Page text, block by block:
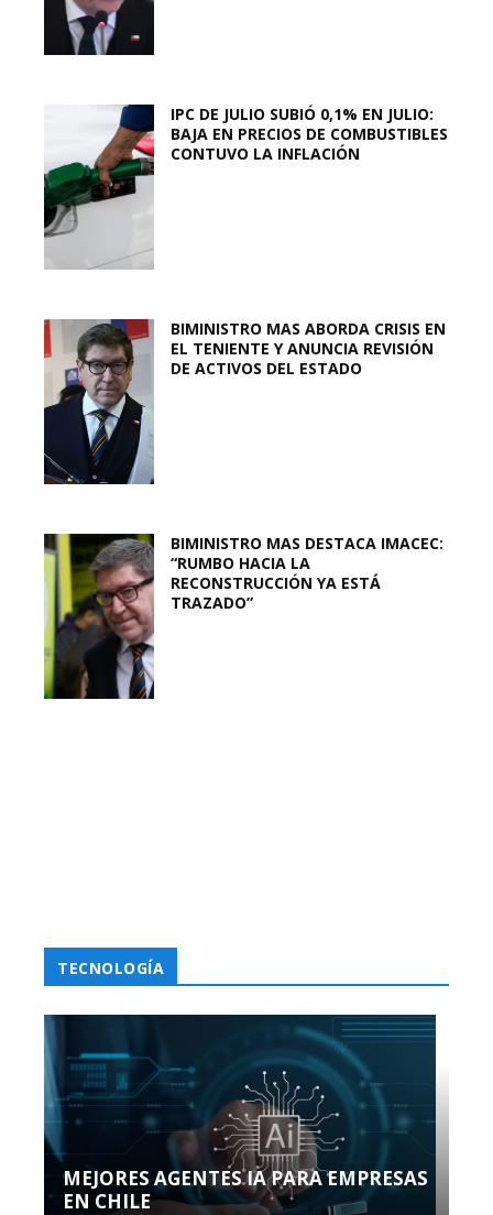
IPC DE JULIO SUBIÓ 0,1% EN JULIO:
BAJA EN PRECIOS DE COMBUSTIBLES
CONTUVO LA INFLACIÓN
BIMINISTRO MAS ABORDA CRISIS EN
EL TENIENTE Y ANUNCIA REVISIÓN
DE ACTIVOS DEL ESTADO
BIMINISTRO MAS DESTACA IMACEC:
“RUMBO HACIA LA
RECONSTRUCCIÓN YA ESTÁ
TRAZADO”
TECNOLOGÍA
MEJORES AGENTES IA PARA EMPRESAS
EN CHILE